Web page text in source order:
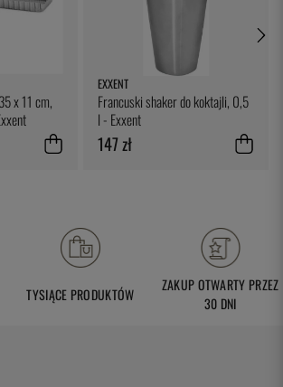
x 11 cm,
EXXENT
Francuski shaker do koktajli, 0,5
l - Exxent
147 zł
TYSIĄCE PRODUKTÓW
ZAKUP OTWARTY PRZEZ
30 DNI